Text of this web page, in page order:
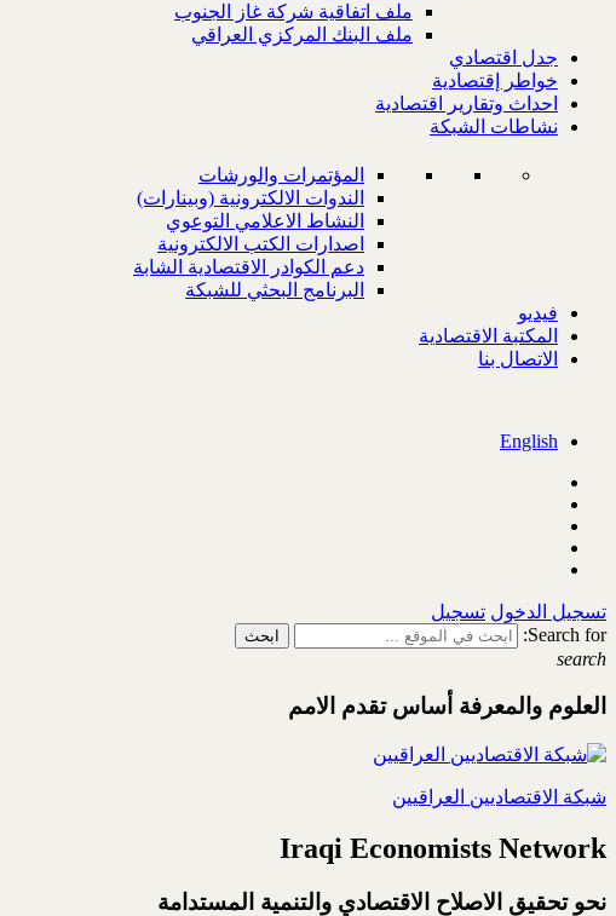
ملف اتفاقية شركة غاز الجنوب
ملف البنك المركزي العراقي
جدل اقتصادي
خواطر إقتصادية
احداث وتقارير اقتصادية
نشاطات الشبكة
المؤتمرات والورشات
الندوات الالكترونية (وبينارات)
النشاط الاعلامي التوعوي
اصدارات الكتب الالكترونية
دعم الكوادر الاقتصادية الشابة
البرنامج البحثي للشبكة
فيديو
المكتبة الاقتصادية
الاتصال بنا
English
تسجيل الدخول تسجيل
Search for:
search
العلوم والمعرفة أساس تقدم الامم
شبكة الاقتصاديين العراقيين
Iraqi Economists Network
نحو تحقيق الاصلاح الاقتصادي والتنمية المستدامة